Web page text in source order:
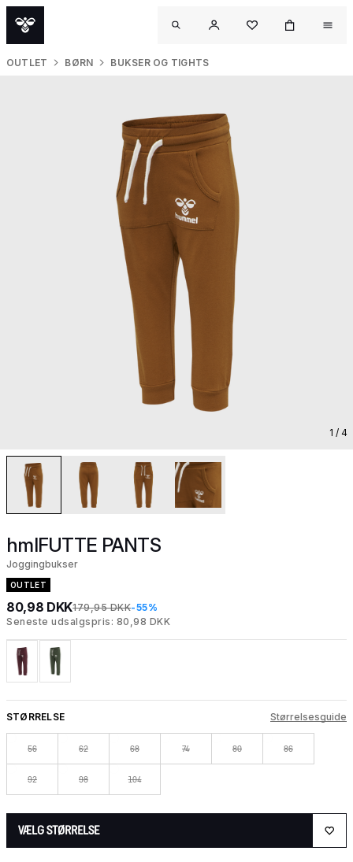
OUTLET BØRN BUKSER OG TIGHTS
1 / 4
hmlFUTTE PANTS
Joggingbukser
OUTLET
80,98 DKK179,95 DKK-55%
Seneste udsalgspris: 80,98 DKK
STØRRELSE Størrelsesguide
56 62 68 74 80 86
92 98 104
VÆLG STØRRELSE